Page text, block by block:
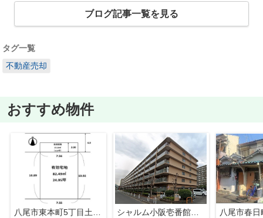
ブログ記事一覧を見る
タグ一覧
不動産売却
おすすめ物件
八尾市東本町5丁目土地 八尾小学校区 近鉄八尾駅
シャルム小阪壱番館 西堤小学校区 近鉄河内小阪駅